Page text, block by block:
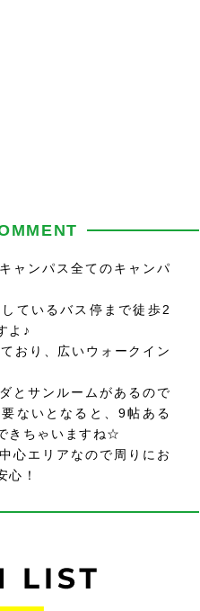
ャンパス全てのキャンパ
ているバス停まで徒歩2
よ♪
おり、広いウォークイン
とサンルームがあるので
ないとなると、9帖ある
きちゃいますね☆
心エリアなので周りにお
心！